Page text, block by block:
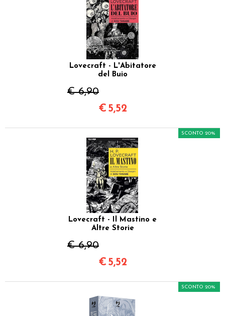
Lovecraft - L'Abitatore
del Buio
€ 6,90
€ 5,52
Lovecraft - Il Mastino e
Altre Storie
€ 6,90
SCONTO 20%
€ 5,52
SCONTO 20%